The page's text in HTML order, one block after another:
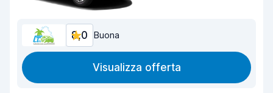
8,0 Buona
Visualizza offerta